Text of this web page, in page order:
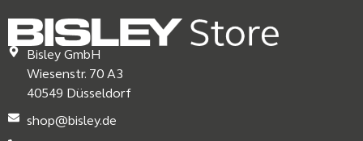
Bisley GmbH
Wiesenstr. 70 A3
40549 Düsseldorf
shop@bisley.de